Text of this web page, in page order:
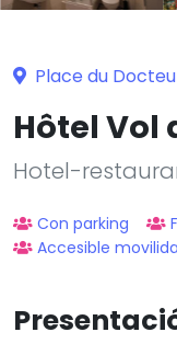
Place du
Hôtel Vol
Hotel-
Con parking
Accesible